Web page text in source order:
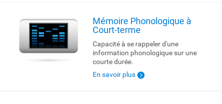
Mémoire Phonologique à
Court-terme
Capacité à se rappeler d'une
information phonologique sur une
courte durée.
En savoir plus